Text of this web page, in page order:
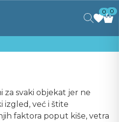
0 0
za svaki objekat jer ne
izgled, već i štite
faktora poput kiše, vetra